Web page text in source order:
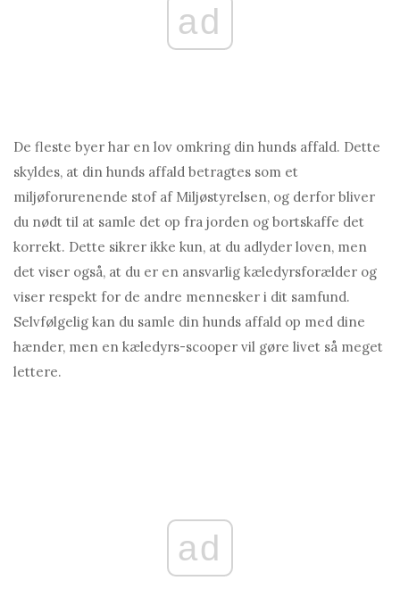
ad
De fleste byer har en lov omkring din hunds affald. Dette
skyldes, at din hunds affald betragtes som et
miljøforurenende stof af Miljøstyrelsen, og derfor bliver
du nødt til at samle det op fra jorden og bortskaffe det
korrekt. Dette sikrer ikke kun, at du adlyder loven, men
det viser også, at du er en ansvarlig kæledyrsforælder og
viser respekt for de andre mennesker i dit samfund.
Selvfølgelig kan du samle din hunds affald op med dine
hænder, men en kæledyrs-scooper vil gøre livet så meget
lettere.
ad